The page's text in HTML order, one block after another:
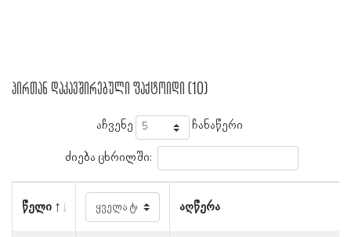
პირთან დაკავშირებული ფაქტოიდი (10)
აჩვენე ჩანაწერი
ძიება ცხრილში:
წელი აღწერა